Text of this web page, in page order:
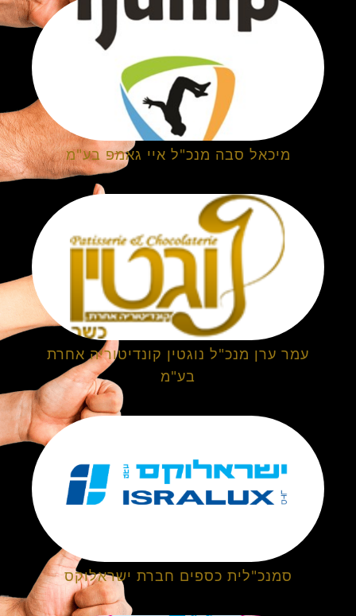
מיכאל סבה מנכ"ל איי גאמפ בע"מ
עמר ערן מנכ"ל נוגטין קונדיטוריה אחרת
בע"מ
סמנכ"לית כספים חברת ישראלוקס